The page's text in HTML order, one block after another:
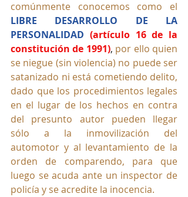
LIBRE DESARROLLO DE LA
PERSONALIDAD (artículo 16 de la
constitución de 1991), por ello quien
se niegue (sin violencia) no puede ser
satanizado ni está cometiendo delito,
dado que los procedimientos legales
en el lugar de los hechos en contra
del presunto autor pueden llegar
sólo a la inmovilización del
automotor y al levantamiento de la
orden de comparendo, para que
luego se acuda ante un inspector de
policía y se acredite la inocencia.